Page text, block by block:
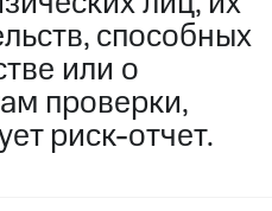
способных
или о
проверки,
риск-отчет.